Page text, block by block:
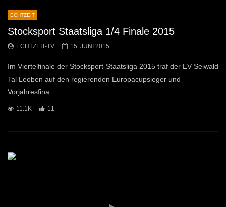
ECHTZEIT
Stocksport Staatsliga 1/4 Finale 2015
ECHTZEIT-TV 15. JUNI 2015
Im Viertelfinale der Stocksport-Staatsliga 2015 traf der EV Seiwald
Tal Leoben auf den regierenden Europacupsieger und
Vorjahresfina...
11.1K 11